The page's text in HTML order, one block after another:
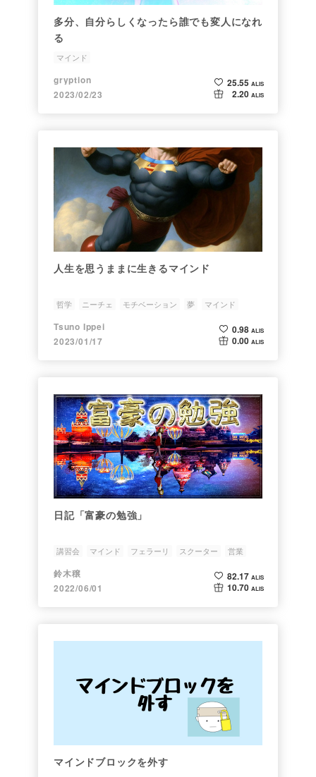
多分、自分らしくなったら誰でも変人になれ
る
マインド
gryption
2023/02/23
25.55 ALIS
2.20 ALIS
人生を思うままに生きるマインド
哲学 ニーチェ モチベーション 夢 マインド
Tsuno Ippei
2023/01/17
0.98 ALIS
0.00 ALIS
日記「富豪の勉強」
講習会 マインド フェラーリ スクーター 営業
鈴木穣
2022/06/01
82.17 ALIS
10.70 ALIS
マインドブロックを外す